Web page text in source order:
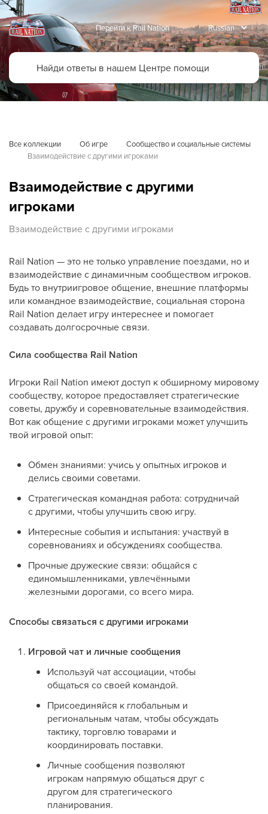
Перейти к Rail Nation
Все коллекции Об игре
Сообщество и социальные системы
Взаимодействие с другими игроками
Взаимодействие с другими
игроками
Взаимодействие с другими игроками
Rail Nation — это не только управление поездами, но и
взаимодействие с динамичным сообществом игроков.
Будь то внутриигровое общение, внешние платформы
или командное взаимодействие, социальная сторона
Rail Nation делает игру интереснее и помогает
создавать долгосрочные связи.
Сила сообщества Rail Nation
Игроки Rail Nation имеют доступ к обширному мировому
сообществу, которое предоставляет стратегические
советы, дружбу и соревновательные взаимодействия.
Вот как общение с другими игроками может улучшить
твой игровой опыт:
Обмен знаниями: учись у опытных игроков и
делись своими советами.
Стратегическая командная работа: сотрудничай
с другими, чтобы улучшить свою игру.
Интересные события и испытания: участвуй в
соревнованиях и обсуждениях сообщества.
Прочные дружеские связи: общайся с
единомышленниками, увлечёнными
железными дорогами, со всего мира.
Способы связаться с другими игроками
Игровой чат и личные сообщения
Используй чат ассоциации, чтобы
общаться со своей командой.
Присоединяйся к глобальным и
региональным чатам, чтобы обсуждать
тактику, торговлю товарами и
координировать поставки.
Личные сообщения позволяют
игрокам напрямую общаться друг с
другом для стратегического
планирования.